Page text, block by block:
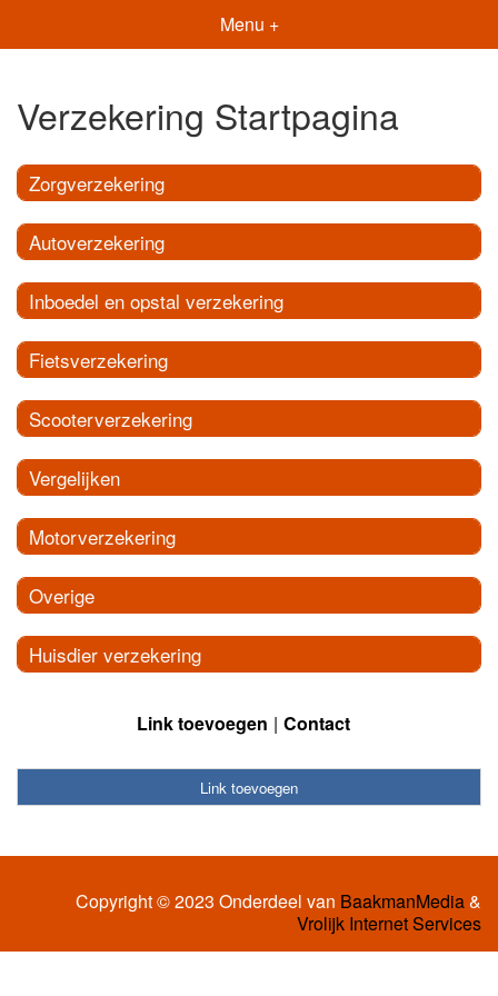
Menu +
Verzekering Startpagina
Zorgverzekering
Autoverzekering
Inboedel en opstal verzekering
Fietsverzekering
Scooterverzekering
Vergelijken
Motorverzekering
Overige
Huisdier verzekering
Link toevoegen Contact
Link toevoegen
Copyright © 2023 Onderdeel van BaakmanMedia&
Vrolijk Internet Services